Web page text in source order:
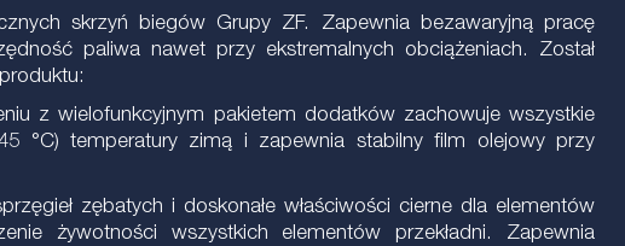
skrzyń biegów Grupy ZF. Zapewnia bezawaryjną pracę
paliwa nawet przy ekstremalnych obciążeniach. Został
z wielofunkcyjnym pakietem dodatków zachowuje wszystkie
°C) temperatury zimą i zapewnia stabilny film olejowy przy
zębatych i doskonałe właściwości cierne dla elementów
żywotności wszystkich elementów przekładni. Zapewnia